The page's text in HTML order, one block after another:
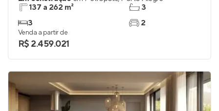
137 a 262 m²
3
3
2
Venda a partir de
R$ 2.459.021